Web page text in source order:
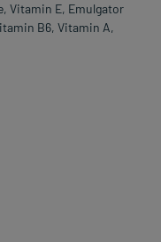
Vitamin E, Emulgator
B6, Vitamin A,